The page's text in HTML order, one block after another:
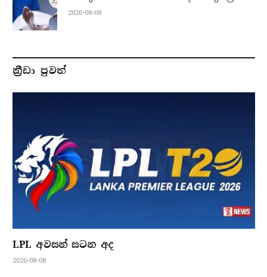
2026-08-08
ක්‍රීඩා පුවත්
LPL අවසන් සටන අද
2026-08-08